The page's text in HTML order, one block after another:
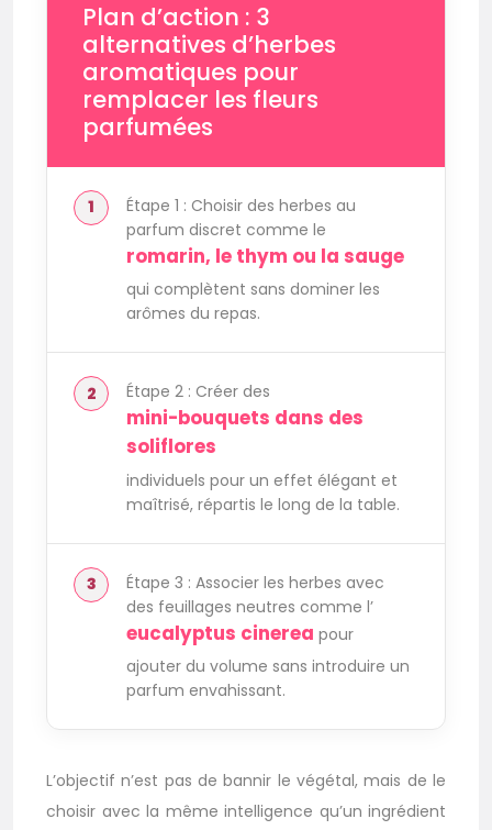
Plan d’action : 3
alternatives d’herbes
aromatiques pour
remplacer les fleurs
parfumées
Étape 1 : Choisir des herbes au
parfum discret comme le
romarin, le thym ou la sauge
qui complètent sans dominer les
arômes du repas.
Étape 2 : Créer des
mini-bouquets dans des
soliflores
individuels pour un effet élégant et
maîtrisé, répartis le long de la table.
Étape 3 : Associer les herbes avec
des feuillages neutres comme l’
eucalyptus cinerea pour
ajouter du volume sans introduire un
parfum envahissant.
L’objectif n’est pas de bannir le végétal, mais de le
choisir avec la même intelligence qu’un ingrédient